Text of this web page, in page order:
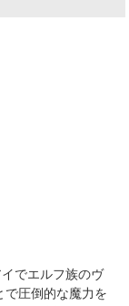
でエルフ族のヴ
で圧倒的な魔力を